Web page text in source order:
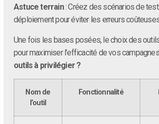
Astuce terrain: Créez des scénarios de test
déploiement pour éviter les erreurs
Une fois les bases posées, le choix des
pour maximiser l’efficacité de vos campagnes.
outils à privilégier ?
Nom de
l’outil
Fonctionnalité